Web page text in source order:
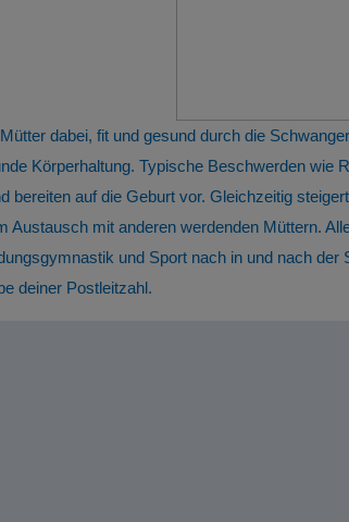
dabei, fit und gesund durch die
Körperhaltung. Typische Beschwerden
bereiten auf die Geburt vor. Gleichzeitig
mit anderen werdenden Müttern.
und Sport nach in und nach
deiner Postleitzahl.